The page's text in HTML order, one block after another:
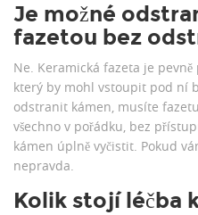
Je možné
fazetou bez
Ne. Keramická fazeta je
který by mohl vstoupit pod ní
odstranit kámen, musíte
všechno v pořádku, bez
kámen úplně vyčistit. Pokud
nepravda.
Kolik stojí léčba